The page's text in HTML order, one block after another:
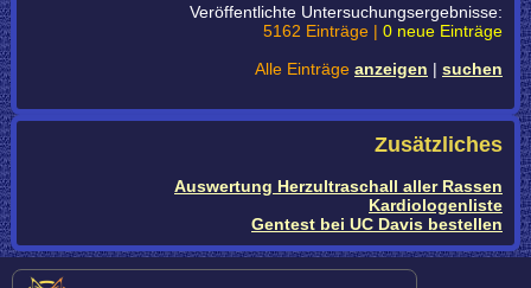
Veröffentlichte Untersuchungsergebnisse:
5162 Einträge | 0 neue Einträge
Alle Einträge anzeigen | suchen
Zusätzliches
Auswertung Herzultraschall aller Rassen
Kardiologenliste
Gentest bei UC Davis bestellen